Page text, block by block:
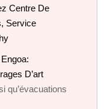
Centre De
Service
D’art
qu’évacuations